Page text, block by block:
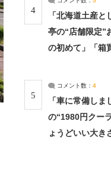
4
「北海道土産
亭の“店舗限定
の初めて」「箱
5
コメント数： 4
「車に常備し
の“1980円クー
ょうどいい大き